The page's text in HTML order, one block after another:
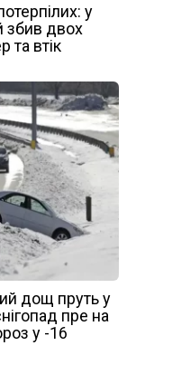
у
збив двох
та втік
дощ пруть у
пре на
у -16